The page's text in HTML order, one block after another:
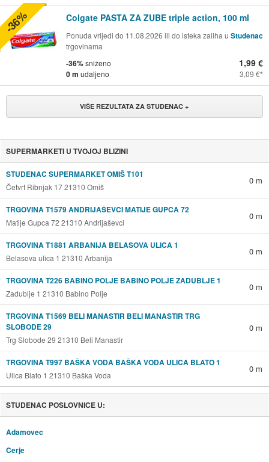
Colgate PASTA ZA ZUBE triple action, 100 ml
Ponuda vrijedi do 11.08.2026 ili do isteka zaliha u Studenac
trgovinama
-36%sniženo
0 m udaljeno
1,99 €
3,09 €
-36%
VIŠE REZULTATA ZA STUDENAC +
SUPERMARKETI U TVOJOJ BLIZINI
STUDENAC SUPERMARKET OMIŠ T101
Četvrt Ribnjak 17 21310 Omiš
0 m
TRGOVINA T1579 ANDRIJAŠEVCI MATIJE GUPCA 72
Matije Gupca 72 21310 Andrijaševci
0 m
TRGOVINA T1881 ARBANIJA BELASOVA ULICA 1
Belasova ulica 1 21310 Arbanija
0 m
TRGOVINA T226 BABINO POLJE BABINO POLJE ZADUBLJE 1
Zadublje 1 21310 Babino Polje
0 m
TRGOVINA T1569 BELI MANASTIR BELI MANASTIR TRG
SLOBODE 29
Trg Slobode 29 21310 Beli Manastir
0 m
TRGOVINA T997 BAŠKA VODA BAŠKA VODA ULICA BLATO 1
Ulica Blato 1 21310 Baška Voda
0 m
STUDENAC POSLOVNICE U:
Adamovec
Cerje